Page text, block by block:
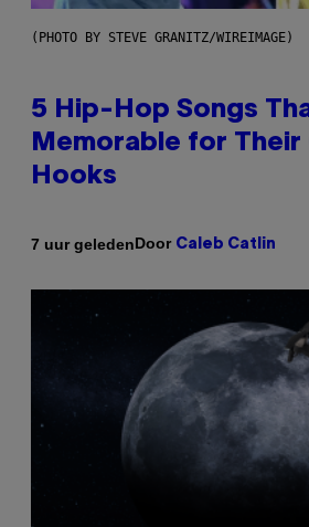
(PHOTO BY STEVE GRANITZ/WIREIMAGE)
5 Hip-Hop Songs
Memorable for Their
Hooks
7 uur geledenDoor Caleb Catlin